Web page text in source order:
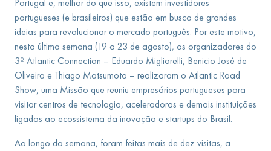
Portugal e, melhor do que isso, existem investidores
portugueses (e brasileiros) que estão em busca de grandes
ideias para revolucionar o mercado português. Por este motivo,
nesta última semana (19 a 23 de agosto), os organizadores do
3º Atlantic Connection – Eduardo Migliorelli, Benicio José de
Oliveira e Thiago Matsumoto – realizaram o Atlantic Road
Show, uma Missão que reuniu empresários portugueses para
visitar centros de tecnologia, aceleradoras e demais instituições
ligadas ao ecossistema da inovação e startups do Brasil.
Ao longo da semana, foram feitas mais de dez visitas, a